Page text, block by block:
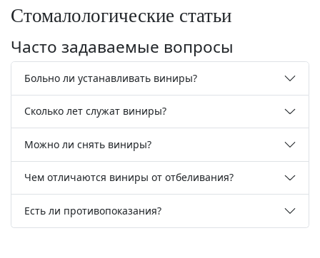
Стомалологические статьи
Часто задаваемые вопросы
Больно ли устанавливать виниры?
Сколько лет служат виниры?
Можно ли снять виниры?
Чем отличаются виниры от отбеливания?
Есть ли противопоказания?